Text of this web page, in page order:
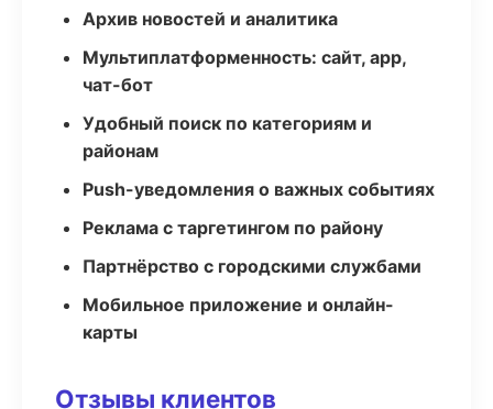
Архив новостей и аналитика
Мультиплатформенность: сайт, app,
чат-бот
Удобный поиск по категориям и
районам
Push-уведомления о важных событиях
Реклама с таргетингом по району
Партнёрство с городскими службами
Мобильное приложение и онлайн-
карты
Отзывы клиентов